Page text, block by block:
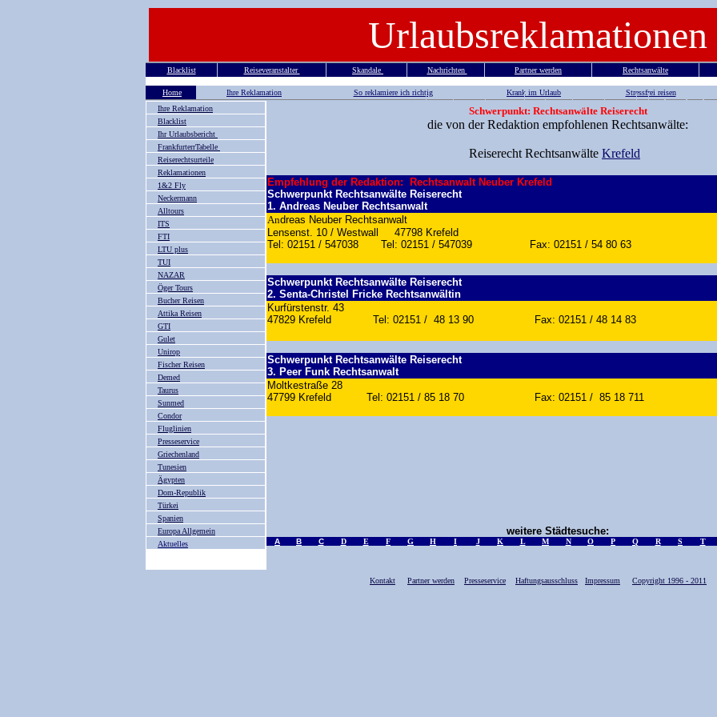
Urlaubsreklamationen
Blacklist Reiseveranstalter Skandale Nachrichten Partner werden Rechtsanwälte
Home
Ihre Reklamation So reklamiere ich richtig Krank im Urlaub Stressfrei reisen
Ihre Reklamation
Blacklist
Ihr Urlaubsbericht
FrankfurterrTabelle
Reiserechtsurteile
Reklamationen
1&2 Fly
Neckermann
Alltours
ITS
FTI
LTU plus
TUI
NAZAR
Öger Tours
Bucher Reisen
Attika Reisen
GTI
Gulet
Unirop
Fischer Reisen
Demed
Taurus
Sunmed
Condor
Fluglinien
Presseservice
Griechenland
Tunesien
Ägypten
Dom-Republik
Türkei
Spanien
Europa Allgemein
Aktuelles
Schwerpunkt: Rechtsanwälte Reiserecht
die von der Redaktion empfohlenen Rechtsanwälte:
Reiserecht Rechtsanwälte Krefeld
Empfehlung der Redaktion:
Rechtsanwalt Neuber Krefeld
Schwerpunkt Rechtsanwälte Reiserecht
1. Andreas Neuber Rechtsanwalt
Andreas Neuber Rechtsanwalt
Lensenst. 10 / Westwall 47798 Krefeld
Tel: 02151 / 547038 Tel: 02151 / 547039 Fax: 02151 / 54 80 63
Schwerpunkt Rechtsanwälte Reiserecht
2. Senta-Christel Fricke Rechtsanwältin
Kurfürstenstr. 43
47829 Krefeld Tel: 02151 / 48 13 90 Fax: 02151 / 48 14 83
Schwerpunkt Rechtsanwälte Reiserecht
3. Peer Funk Rechtsanwalt
Moltkestraße 28
47799 Krefeld Tel: 02151 / 85 18 70 Fax: 02151 / 85 18 711
weitere Städtesuche:
A B C D E F G H I J K L M N O P Q R S T
Kontakt Partner werden Presseservice Haftungsausschluss Impressum Copyright 1996 - 2011